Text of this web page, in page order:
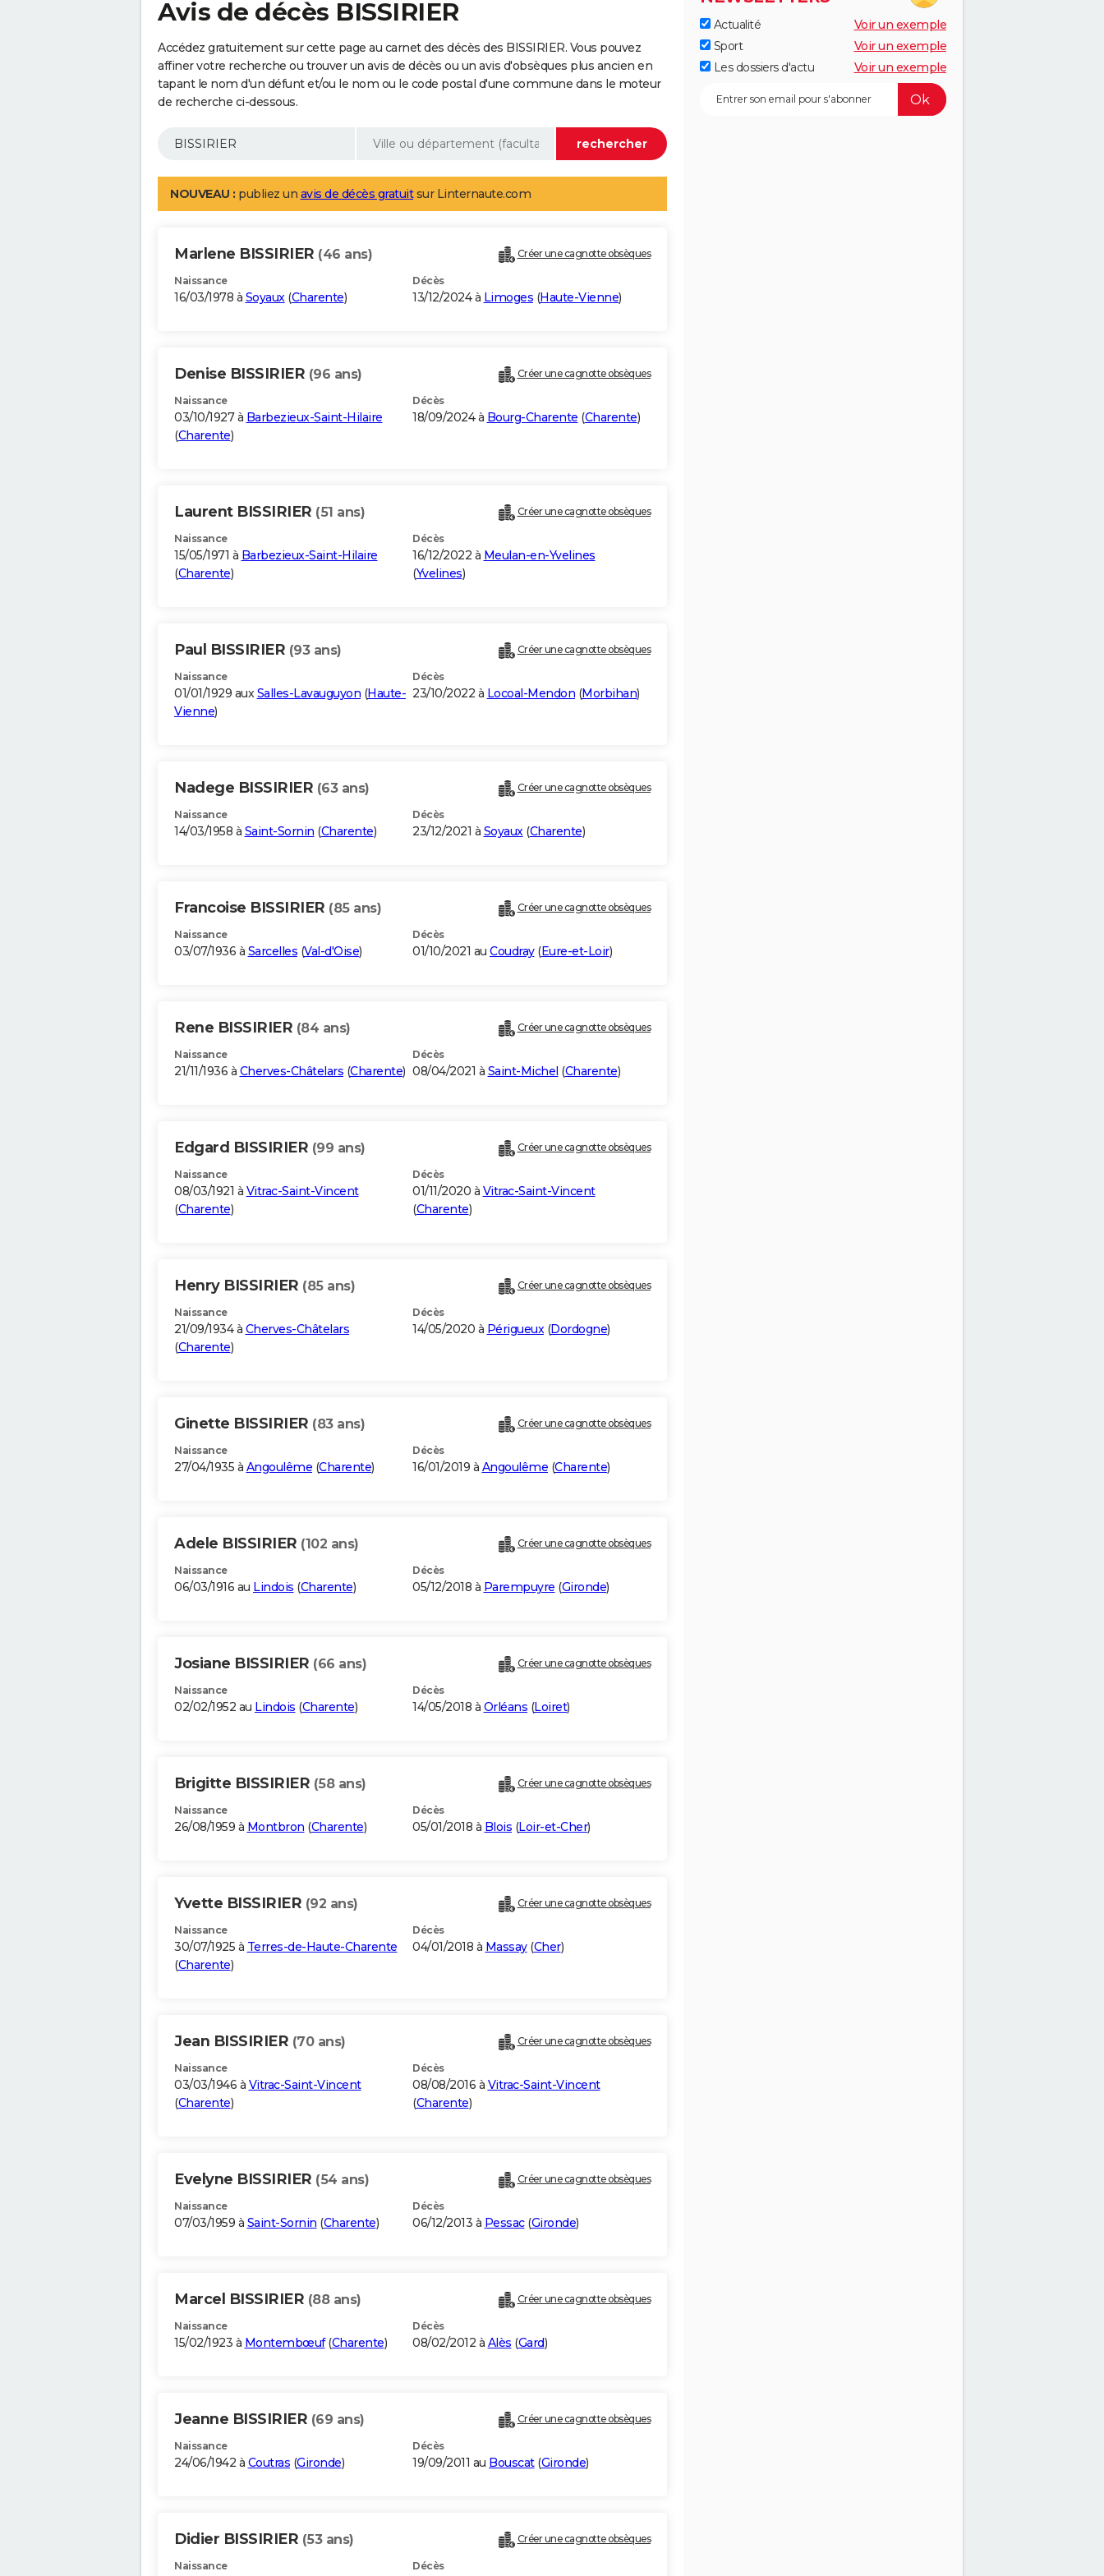
Avis de décès BISSIRIER
Accédez gratuitement sur cette page au carnet des décès des BISSIRIER. Vous pouvez
affiner votre recherche ou trouver un avis de décès ou un avis d'obsèques plus ancien en
tapant le nom d'un défunt et/ou le nom ou le code postal d'une commune dans le moteur
de recherche ci-dessous.
NOUVEAU : publiez un avis de décès gratuitsur Linternaute.com
Marlene BISSIRIER (46 ans) Créer une cagnotte obsèques
Naissance
16/03/1978 à Soyaux(Charente)
Décès
13/12/2024 à Limoges (Haute-Vienne)
Denise BISSIRIER (96 ans) Créer une cagnotte obsèques
Naissance
03/10/1927 à Barbezieux-Saint-Hilaire
(Charente)
Décès
18/09/2024 à Bourg-Charente (Charente)
Laurent BISSIRIER (51 ans) Créer une cagnotte obsèques
Naissance
15/05/1971 à Barbezieux-Saint-Hilaire
(Charente)
Décès
16/12/2022 à Meulan-en-Yvelines
(Yvelines)
Paul BISSIRIER (93 ans) Créer une cagnotte obsèques
Naissance
01/01/1929 auxSalles-Lavauguyon (Haute-
Vienne)
Décès
23/10/2022 à Locoal-Mendon (Morbihan)
Nadege BISSIRIER (63 ans) Créer une cagnotte obsèques
Naissance
14/03/1958 à Saint-Sornin (Charente)
Décès
23/12/2021 à Soyaux(Charente)
Francoise BISSIRIER (85 ans) Créer une cagnotte obsèques
Naissance
03/07/1936 à Sarcelles (Val-d'Oise)
Décès
01/10/2021 au Coudray(Eure-et-Loir)
Rene BISSIRIER (84 ans) Créer une cagnotte obsèques
Naissance
21/11/1936 à Cherves-Châtelars (Charente)
Décès
08/04/2021 à Saint-Michel (Charente)
Edgard BISSIRIER (99 ans) Créer une cagnotte obsèques
Naissance
08/03/1921 à Vitrac-Saint-Vincent
(Charente)
Décès
01/11/2020 à Vitrac-Saint-Vincent
(Charente)
Henry BISSIRIER (85 ans) Créer une cagnotte obsèques
Naissance
21/09/1934 à Cherves-Châtelars
(Charente)
Décès
14/05/2020 à Périgueux(Dordogne)
Ginette BISSIRIER (83 ans) Créer une cagnotte obsèques
Naissance
27/04/1935 à Angoulême (Charente)
Décès
16/01/2019 à Angoulême (Charente)
Adele BISSIRIER (102 ans) Créer une cagnotte obsèques
Naissance
06/03/1916 au Lindois (Charente)
Décès
05/12/2018 à Parempuyre (Gironde)
Josiane BISSIRIER (66 ans) Créer une cagnotte obsèques
Naissance
02/02/1952 au Lindois (Charente)
Décès
14/05/2018 à Orléans (Loiret)
Brigitte BISSIRIER (58 ans) Créer une cagnotte obsèques
Naissance
26/08/1959 à Montbron (Charente)
Décès
05/01/2018 à Blois (Loir-et-Cher)
Yvette BISSIRIER (92 ans) Créer une cagnotte obsèques
Naissance
30/07/1925 à Terres-de-Haute-Charente
(Charente)
Décès
04/01/2018 à Massay(Cher)
Jean BISSIRIER (70 ans) Créer une cagnotte obsèques
Naissance
03/03/1946 à Vitrac-Saint-Vincent
(Charente)
Décès
08/08/2016 à Vitrac-Saint-Vincent
(Charente)
Evelyne BISSIRIER (54 ans) Créer une cagnotte obsèques
Naissance
07/03/1959 à Saint-Sornin (Charente)
Décès
06/12/2013 à Pessac(Gironde)
Marcel BISSIRIER (88 ans) Créer une cagnotte obsèques
Naissance
15/02/1923 à Montembœuf(Charente)
Décès
08/02/2012 à Alès (Gard)
Jeanne BISSIRIER (69 ans) Créer une cagnotte obsèques
Naissance
24/06/1942 à Coutras (Gironde)
Décès
19/09/2011 au Bouscat(Gironde)
Didier BISSIRIER (53 ans) Créer une cagnotte obsèques
Naissance Décès
Actualité
Voir un exemple
Sport
Voir un exemple
Les dossiers d'actu
Voir un exemple